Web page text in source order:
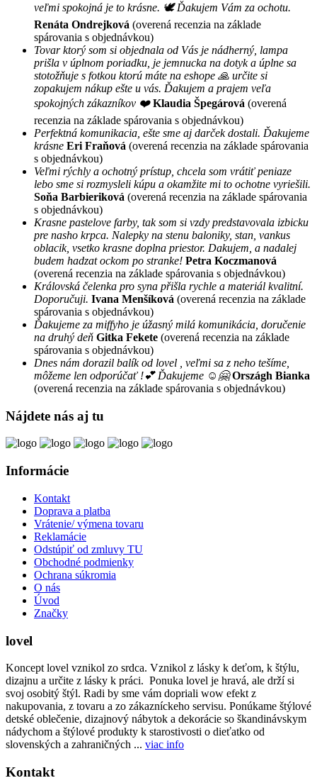
veľmi spokojná je to krásne. 🕊 Ďakujem Vám za ochotu.
Renáta Ondrejková (overená recenzia na základe
spárovania s objednávkou)
Tovar ktorý som si objednala od Vás je nádherný, lampa
prišla v úplnom poriadku, je jemnucka na dotyk a úplne sa
stotožňuje s fotkou ktorú máte na eshope 🙏 určite si
zopakujem nákup ešte u vás. Ďakujem a prajem veľa
spokojných zákazníkov ❤️ Klaudia Špegárová (overená
recenzia na základe spárovania s objednávkou)
Perfektná komunikacia, ešte sme aj darček dostali. Ďakujeme
krásne Eri Fraňová (overená recenzia na základe spárovania
s objednávkou)
Veľmi rýchly a ochotný prístup, chcela som vrátiť peniaze
lebo sme si rozmysleli kúpu a okamžite mi to ochotne vyriešili.
Soňa Barbieriková (overená recenzia na základe spárovania
s objednávkou)
Krasne pastelove farby, tak som si vzdy predstavovala izbicku
pre nasho krpca. Nalepky na stenu baloniky, stan, vankus
oblacik, vsetko krasne doplna priestor. Dakujem, a nadalej
budem hadzat ockom po stranke! Petra Koczmanová
(overená recenzia na základe spárovania s objednávkou)
Královská čelenka pro syna přišla rychle a materiál kvalitní.
Doporučuji. Ivana Menšíková (overená recenzia na základe
spárovania s objednávkou)
Ďakujeme za miffyho je úžasný milá komunikácia, doručenie
na druhý deň Gitka Fekete (overená recenzia na základe
spárovania s objednávkou)
Dnes nám dorazil balík od lovel , veľmi sa z neho tešíme,
môžeme len odporúčať !💕 Ďakujeme ☺️🤗 Országh Bianka
(overená recenzia na základe spárovania s objednávkou)
Nájdete nás aj tu
Informácie
Kontakt
Doprava a platba
Vrátenie/ výmena tovaru
Reklamácie
Odstúpiť od zmluvy TU
Obchodné podmienky
Ochrana súkromia
O nás
Úvod
Značky
lovel
Koncept lovel vznikol zo srdca. Vznikol z lásky k deťom, k štýlu,
dizajnu a určite z lásky k práci. Ponuka lovel je hravá, ale drží si
svoj osobitý štýl. Radi by sme vám dopriali wow efekt z
nakupovania, z tovaru a zo zákazníckeho servisu. Ponúkame štýlové
detské oblečenie, dizajnový nábytok a dekorácie so škandinávskym
nádychom a štýlové produkty k starostivosti o dieťatko od
slovenských a zahraničných ... viac info
Kontakt